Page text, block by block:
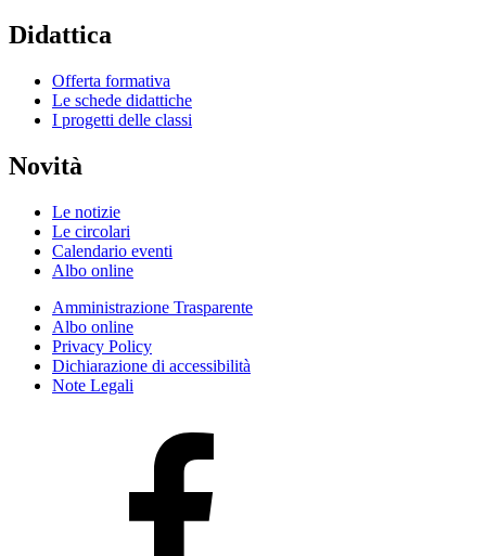
Didattica
Offerta formativa
Le schede didattiche
I progetti delle classi
Novità
Le notizie
Le circolari
Calendario eventi
Albo online
Amministrazione Trasparente
Albo online
Privacy Policy
Dichiarazione di accessibilità
Note Legali